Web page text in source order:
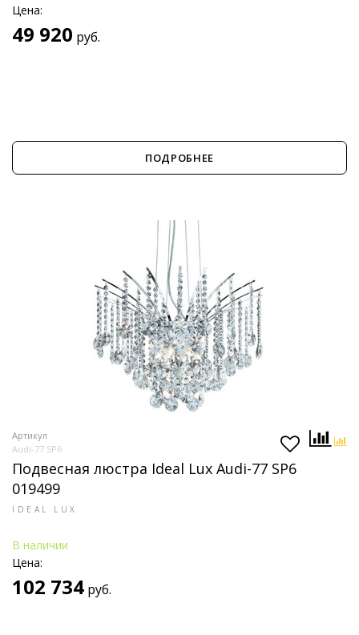
Цена:
49 920 руб.
ПОДРОБНЕЕ
Артикул
Audi-77 SP6
Подвесная люстра Ideal Lux Audi-77 SP6
019499
IDEAL LUX
В наличии
Цена:
102 734 руб.